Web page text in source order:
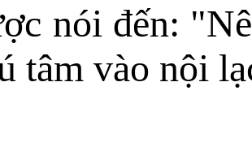
nói đến:
tâm vào nội